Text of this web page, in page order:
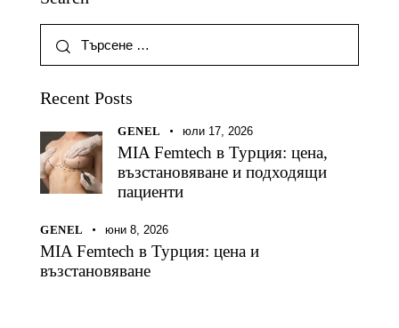
Recent Posts
GENEL юли 17, 2026
MIA Femtech в Турция: цена,
възстановяване и подходящи
пациенти
GENEL юни 8, 2026
MIA Femtech в Турция: цена и
възстановяване